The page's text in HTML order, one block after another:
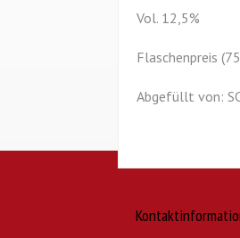
Vol. 12,5%
Flaschenpreis
Abgefüllt von: